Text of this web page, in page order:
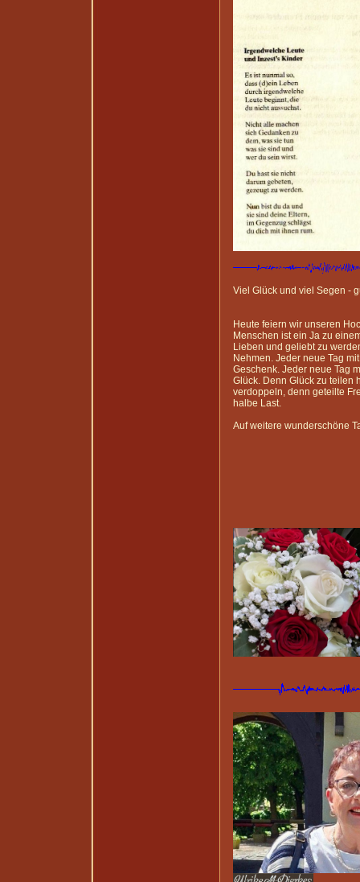
Viel Glück und viel Segen -
Heute feiern wir unseren
Menschen ist ein Ja zu
Lieben und geliebt zu
Nehmen. Jeder neue Tag
Geschenk. Jeder neue Tag
Glück. Denn Glück zu teilen
verdoppeln, denn geteilte
halbe Last.
Auf weitere wunderschöne